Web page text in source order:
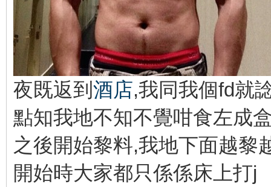
夜既返到 酒店,我同我個fd就
點知我地不知不覺咁食左成
之後開始黎料,我地下面越黎
開始時大家都只係係床上打j